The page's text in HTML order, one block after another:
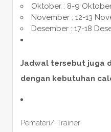
Oktober : 8-9
November : 12-13
Desember : 17-18
Jadwal tersebut juga
dengan kebutuhan
Pemateri/ Trainer